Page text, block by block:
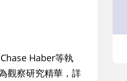
Haber等執
觀察研究精華，詳